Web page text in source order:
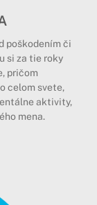
poškodením či
si za tie roky
pričom
celom svete,
aktivity,
mena.